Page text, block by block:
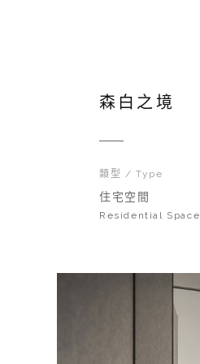
森白之境
類型 / Type
住宅空間
Residential Space